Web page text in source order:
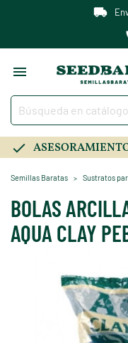

Semillas Baratas Sustratos
BOLAS
AQUA CLAY